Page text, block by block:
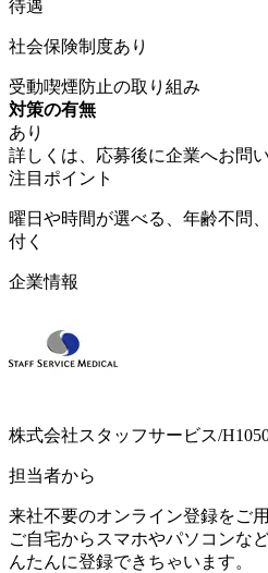
待遇
社会保険制度あり
受動喫煙防止の取り組み
対策の有無
あり
詳しくは、応募後に企業へお問
注目ポイント
曜日や時間が選べる、年齢不問
付く
企業情報
株式会社スタッフサービス/
担当者から
来社不要のオンライン登録をご
ご自宅からスマホやパソコンな
んたんに登録できちゃいます。